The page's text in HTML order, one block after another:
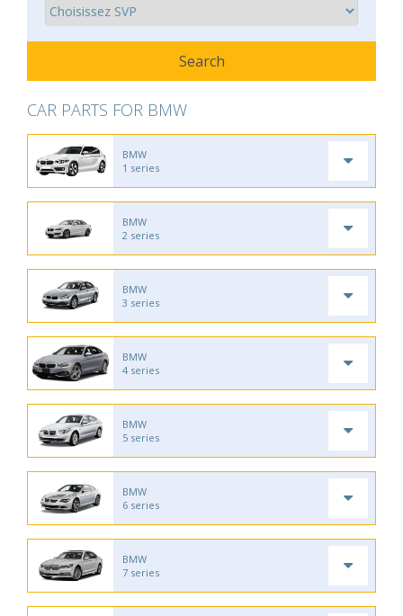
CAR PARTS FOR BMW
BMW
1 series
BMW
2 series
BMW
3 series
BMW
4 series
BMW
5 series
BMW
6 series
BMW
7 series